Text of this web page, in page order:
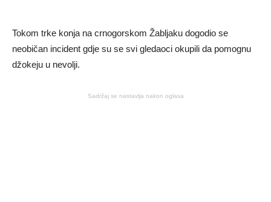
Tokom trke konja na crnogorskom Žabljaku dogodio se
neobičan incident gdje su se svi gledaoci okupili da pomognu
džokeju u nevolji.
Sadržaj se nastavlja nakon oglasa